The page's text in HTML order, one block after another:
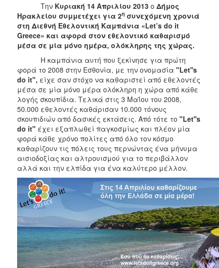
ΤΟΠΟΣ
ΠΟΛΙΤΙΣΜΟΣ
ΑΝΘΕΚΤΙΚΗ
ΠΟΛΗ
Την Κυριακή 14 Απριλίου 2013 ο Δήμος
Ηρακλείου συμμετέχει για 2η συνεχόμενη χρονιά
στη Διεθνή Εθελοντική Καμπάνια «Let’s do it
Greece» και αφορά στον εθελοντικό καθαρισμό
μέσα σε μία μόνο ημέρα, ολόκληρης της χώρας.
Η καμπάνια αυτή που ξεκίνησε για πρώτη
φορά το 2008 στην Εσθονία, με την ονομασία "Let''s
do it", είχε σαν στόχο να καθαριστεί από εθελοντές
μέσα σε μία μόνο μέρα ολόκληρη η χώρα από κάθε
λογής σκουπίδια. Τελικά στις 3 Μαΐου του 2008,
50.000 εθελοντές καθάρισαν 10.000 τόνους
σκουπιδιών από δασικές εκτάσεις. Από τότε το "Let''s
do it" έχει εξαπλωθεί παγκοσμίως και πλέον μία
φορά κάθε χρόνο πολίτες από όλο τον κόσμο
καθαρίζουν τις πόλεις τους περνώντας ένα μήνυμα
αισιοδοξίας και αλτρουισμού για το περιβάλλον
αλλά και την ελπίδα για ένα καλύτερο μέλλον.